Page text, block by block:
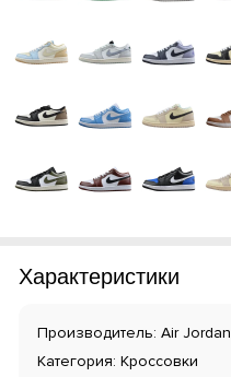
Характеристики
Производитель: Air Jordan
Категория: Кроссовки